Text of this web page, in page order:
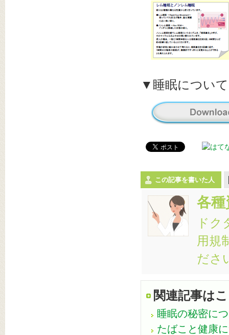
▼睡眠につい
この記事を書いた人
各種
ドク
用規
ださ
関連記事は
睡眠の秘密に
たばこと健康